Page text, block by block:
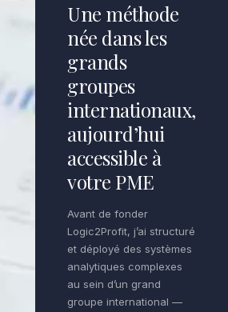
Une méthode
née dans les
grands
groupes
internationaux,
aujourd’hui
accessible à
votre PME
Avant de fonder
Logic2Profit, j’ai structuré
et déployé des systèmes
analytiques complexes
au sein d’un grand
groupe international —